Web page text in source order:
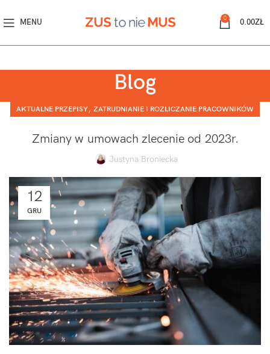
MENU 0 0.00ZŁ
Blog
AKTUALNE PRZEPISY, ZATRUDNIANIE I ROZLICZANIE PRACOWNIKÓW
Zmiany w umowach zlecenie od 2023r.
Justyna Broniecka
12
GRU